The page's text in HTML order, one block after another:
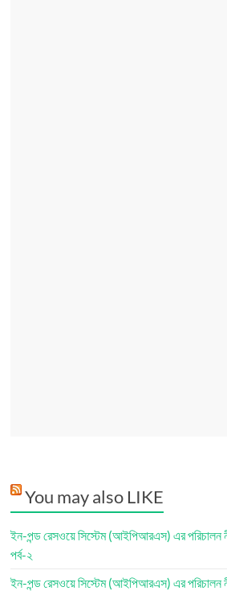
You may also LIKE
ইন-পন্ড রেসওয়ে সিস্টেম (আইপিআরএস) এর পরিচালন
পর্ব-২
ইন-পন্ড রেসওয়ে সিস্টেম (আইপিআরএস) এর পরিচালন